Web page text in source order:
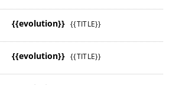
{{evolution}} {{TITLE}}
{{evolution}} {{TITLE}}